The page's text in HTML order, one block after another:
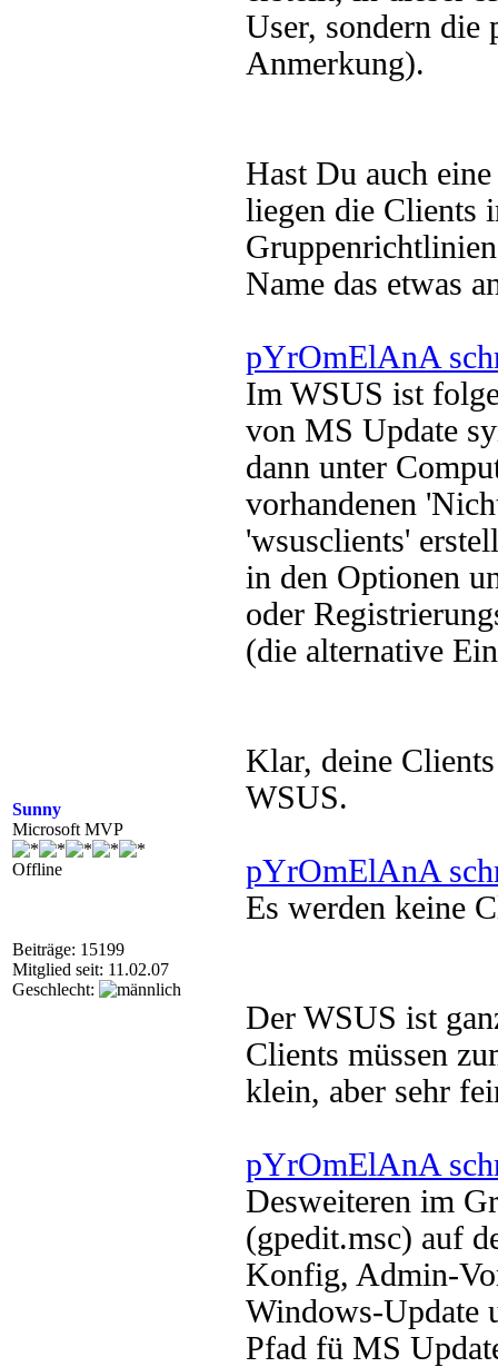
Sunny
Microsoft MVP
Offline
Beiträge: 15199
Mitglied seit: 11.02.07
Geschlecht:
User, sondern die
Anmerkung).
Hast Du auch
liegen die Clients
Name das etwas
pYrOmElAnA
Im WSUS ist
von MS Update
dann unter
vorhandenen
'wsusclients'
in den Optionen
oder
(die alternative
Klar, deine
WSUS.
pYrOmElAnA
Es werden keine
Der WSUS ist
Clients müssen
klein, aber sehr
pYrOmElAnA
Desweiteren im
(gpedit.msc) auf
Konfig, Admin-
Windows-Update
Pfad fü MS